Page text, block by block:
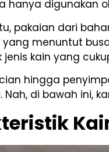
hanya digunakan
pakaian dari
yang menuntut
jenis kain yang
hingga
Nah, di bawah ini,